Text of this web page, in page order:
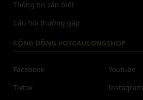
Thông tin cần biết
Câu hỏi thường gặp
CỘNG ĐỒNG VOTCAULONGSHOP
Facebook
Tiktok
Youtube
Instagram